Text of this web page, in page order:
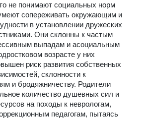
не понимают социальных норм
сопереживать окружающим и
в установлении дружеских
Они склонны к частым
выпадам и асоциальным
возрасте у них
риск развития собственных
склонности к
и бродяжничеству. Родители
количество душевных сил и
на походы к неврологам,
педагогам, пытаясь